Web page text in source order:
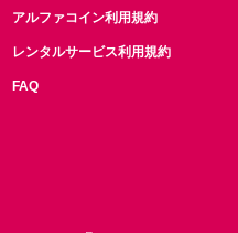
アルファコイン利用規約
レンタルサービス利用規約
FAQ